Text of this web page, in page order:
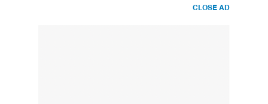
CLOSE AD